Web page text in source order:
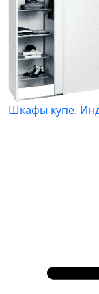
Шкафы купе.